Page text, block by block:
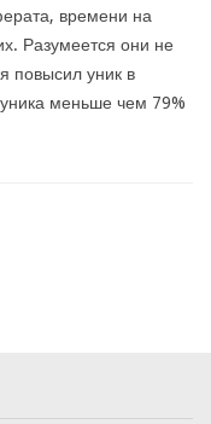
времени на
Разумеется они не
повысил уник в
меньше чем 79%